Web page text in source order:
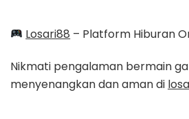
Losari88 – Platform Hiburan
Nikmati pengalaman bermain
menyenangkan dan aman di